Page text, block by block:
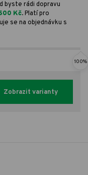
byste rádi dopravu
Kč. Platí pro
se na objednávku s
100%
Zobrazit varianty